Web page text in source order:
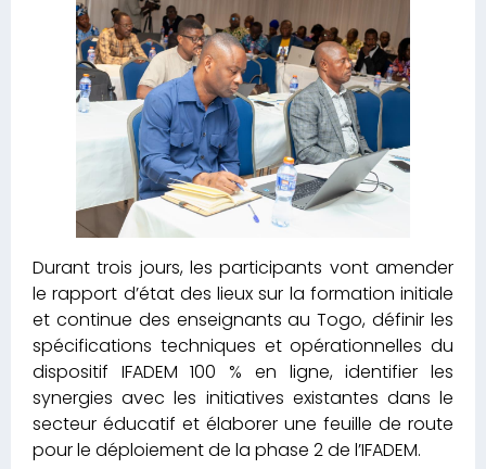
Durant trois jours, les participants vont amender
le rapport d’état des lieux sur la formation initiale
et continue des enseignants au Togo, définir les
spécifications techniques et opérationnelles du
dispositif IFADEM 100 % en ligne, identifier les
synergies avec les initiatives existantes dans le
secteur éducatif et élaborer une feuille de route
pour le déploiement de la phase 2 de l’IFADEM.